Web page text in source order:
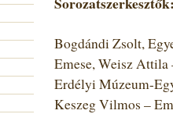
Bogdándi Zsolt,
Emese, Weisz Attila
Erdélyi Múzeum-
Keszeg Vilmos –